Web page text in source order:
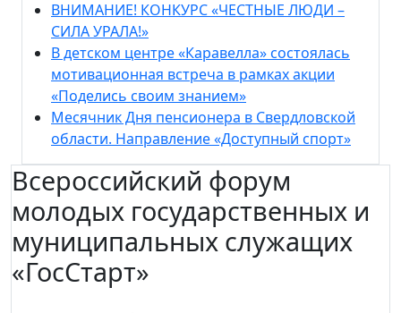
ВНИМАНИЕ! КОНКУРС «ЧЕСТНЫЕ ЛЮДИ –
СИЛА УРАЛА!»
В детском центре «Каравелла» состоялась
мотивационная встреча в рамках акции
«Поделись своим знанием»
Месячник Дня пенсионера в Свердловской
области. Направление «Доступный спорт»
Всероссийский форум
молодых государственных и
муниципальных служащих
«ГосСтарт»